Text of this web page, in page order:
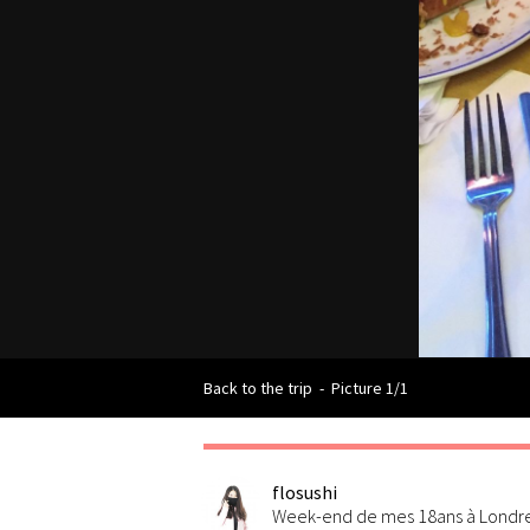
Back to the trip - Picture 1/1
flosushi
Week-end de mes 18ans à